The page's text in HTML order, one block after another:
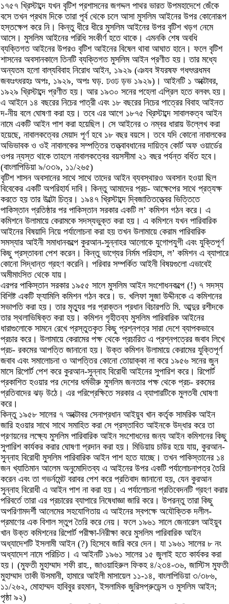
১৭৫৭ খ্রিস্টাব্দে যখন বৃটিশ প্রশাসনের জগদ্দল পাথর ভারত উপমহাদেশে জেঁকে
বসে তখন প্রথম দিকে তারা পূর্ব থেকে চলে আসা মুসলিম আইনের উপর কোনোরূপ
হস্তক্ষেপ করে নি। কিন্তু ধীরে ধীরে মুসলিম আইনের উপর বৃটিশ খড়গ নেমে
আসে। মুসলিম আইনের পরিধি সংকীর্ণ হতে থাকে। এমনকি শেষ অবধি
ব্যক্তিগত আইনের উপরও বৃটিশ আইনের বিষেল থাবা আঘাত হানে। ফলে বৃটিশ
শাসনের অবসানকালে তিনটি ব্যক্তিগত মুসলিম আইন প্রণীত হয়। তার মধ্যে
অন্যতম হলো বাল্যবিবাহ নিরোধ আইন, ১৯২৯ (ঞযব ঈযরষফ গধৎৎরধমব
জবংঃৎধরহঃ অপঃ, ১৯২৯, অপঃ ঘড়. ঢওঢ ড়ভ ১৯২৯)। আইনটি ১ অক্টোবর,
১৯২৯ খ্রিস্টাব্দে প্রণীত হয়। আর ১৯৩০ সনের পহেলা এপ্রিল হতে বলবৎ হয়।
এ আইনে ১৪ বছরের নিচের পাত্রী এবং ১৮ বছরের নিচের পাত্রের বিবাহ আইনত
দ-নীয় বলে ঘোষণা করা হয়। তবে এর আগে ১৮৭৫ খ্রিস্টাব্দে সাবালকত্ব আইন
নামে একটি আইন পাশ করা হয়েছিল। সে আইনের ৩ নম্বর ধারায় উল্লেখ করা
হয়েছে, নাবালকত্বের মেয়াদ পূর্ণ হবে ১৮ বছর বয়সে। তবে যদি কোনো নাবালকের
অভিভাবক ও ওই নাবালকের সম্পত্তির তত্ত্বাবধানের দায়িত্ব কোর্ট অফ ওয়ার্ডের
ওপর ন্যস্ত থাকে তাহলে নাবালকত্বের বয়সসীমা ২১ বছর পর্যন্ত বর্ধিত হবে।
(বাংলাপিডিয়া ৯/৩৩৯, ১১/২৬৫)
বৃটিশ শাসন অবসানের সাথে সাথে তাদের আইন ব্যবস্থারও অবসান হওয়া ছিল
বিবেকের একটি অপরিহার্য দাবি। কিন্তু আমাদের প্রচ- আক্ষেপের সাথে প্রত্যক্ষ
করতে হয় তার উল্টো চিত্র। ১৯৪৭ খ্রিস্টাব্দে দ্বিজাতিতত্ত্বের ভিত্তিতে
পাকিস্তান প্রতিষ্ঠার পর পাকিস্তান সরকার একটি ল’ কমিশন গঠন করে। এ
কমিশনে উলামায়ে কেরামকে সদস্যভুক্ত করা হয়। এ কমিশনে যখন পারিবারিক
আইনের বিষয়াদি নিয়ে পর্যালোচনা করা হয় তখন উলামায়ে কেরাম পারিবারিক
সমস্যার আইনী সমাধানকল্পে কুরআন-সুন্নাহর আলোকে যুগোপযুগী এবং যুক্তিপূর্ণ
কিছু প্রস্তাবনা পেশ করেন। কিন্তু ভাগ্যের নির্মম পরিহাস, ল’ কমিশন এ ব্যাপারে
কোনো সিদ্ধান্ত গ্রহণ করেনি। পরিবার সম্পর্কিত আইনী বিষয়গুলো এভাবেই
অমীমাংসিত থেকে যায়।
এরপর পাকিস্তান সরকার ১৯৫৫ সালে মুসলিম আইন সংশোধনকল্পে (!) ৭ সদস্য
বিশিষ্ট একটি ফ্যামিলি কমিশন গঠন করে। ড. খলিফা সুজা উদ্দীনকে এ কমিশনের
সভাপতি করা হয়। তার মৃত্যুর পর প্রাক্তন প্রধান বিচারপতি মি. আব্দুর রশীদকে
তার স্থলাভিষিক্ত করা হয়। কমিশন গৃহীতব্য মুসলিম পারিবারিক আইনের
ধারাগুলোকে সামনে রেখে প্রস্তুতকৃত কিছু প্রশ্নপত্র সারা দেশে ব্যাপকভাবে
প্রচার করে। উলামায়ে কেরামের পক্ষ থেকে প্রচারিত এ প্রশ্নপত্রের জবাব লিখে
প্রচ- রকমের আপত্তি জানানো হয়। উক্ত কমিশন উলামায়ে কেরামের যুক্তিপূর্ণ
জবাব এবং সমালোচনা ও আপত্তির কোনো তোয়াক্কা না করে ১৯৫৬ সনের জুন
মাসে রিপোর্ট পেশ করে কুরআন-সুন্নাহ বিরোধী আইনের সুপারিশ করে। রিপোর্ট
প্রকাশিত হওয়ার পর দেশের ধর্মভীরু মুসলিম জনতার পক্ষ থেকে প্রচ- রকমের
প্রতিবাদের ঝড় উঠে। এর পরিপ্রেক্ষিতে সরকার এ ব্যাপারটিকে মুলতবী ঘোষণা
করে।
কিন্তু ১৯৫৮ সালের ৭ অক্টোবর সেনাপ্রধান আইয়ুব খান কর্তৃক সামরিক আইন
জারি হওয়ার সাথে সাথে সমাহিত করা সে প্রস্তাবিত আইনকে উদ্ধার করে তা
প্রণয়নের লক্ষ্যে মুসলিম পারিবারিক আইন সংশোধনের জন্য আইন কমিশনের কিছু
সুপারিশ কার্যকর করার ঘোষণা প্রদান করা হয়। মিডিয়ায় চাউর হয়ে যায়, কুরআন-
সুন্নাহ বিরোধী মুসলিম পারিবারিক আইন পাশ হতে যাচ্ছে। তখন পাকিস্তানের ১৪
জন খ্যাতিমান আলেম অনুমোদিতব্য এ আইনের উপর একটি পর্যালোচনাপত্র তৈরি
করেন এবং তা গভর্নমেন্ট বরাবর পেশ করে প্রতিবাদ জানানো হয়, যেন কুরআন
সুন্নাহ বিরোধী এ আইন পাশ না করা হয়। এ পর্যালোচনা প্রতিবেদনটি গ্রহণ করার
পরিবর্তে তারা এর প্রচারের ব্যাপারে নিষেধাজ্ঞা জারি করে। উপরন্তু তারা কিছু
অপরিণামদর্শী আলেমের সহযোগিতায় এ আইনের স্বপক্ষে অযৌক্তিক দলীল-
প্রমাণের এক বিশাল স্তুপ তৈরি করে নেয়। ফলে ১৯৬১ সালে জেনারেল আইয়ুব
খান উক্ত কমিশনের রিপোর্ট পরীক্ষা-নিরীক্ষা করে মুসলিম পারিবারিক আইন
অধ্যাদেশটি ইসলামী আইন (?) হিসেবে জারি করে দেন। যা ১৯৬১ সালের ৮ নং
অধ্যাদেশ নামে পরিচিত। এ আইনটি ১৯৬১ সালের ১৫ জুলাই হতে কার্যকর করা
হয়। (মুফতী মুহাম্মাদ শফী রাহ., জাওয়াহিরুল ফিকহ ৪/২৩৪-৩৬, জাস্টিস মুফতী
মুহাম্মাদ তাকী উসমানী, হামারে আইলী মাসায়েল ১১-১৪, বাংলাপিডিয়া ৩/৩৮৬,
১১/২৬২, মোহাম্মদ হাবিবুর রহমান, ইসলামিক জুরিসপ্রুডেন্স ও মুসলিম আইন;
পৃষ্ঠা ৯২)